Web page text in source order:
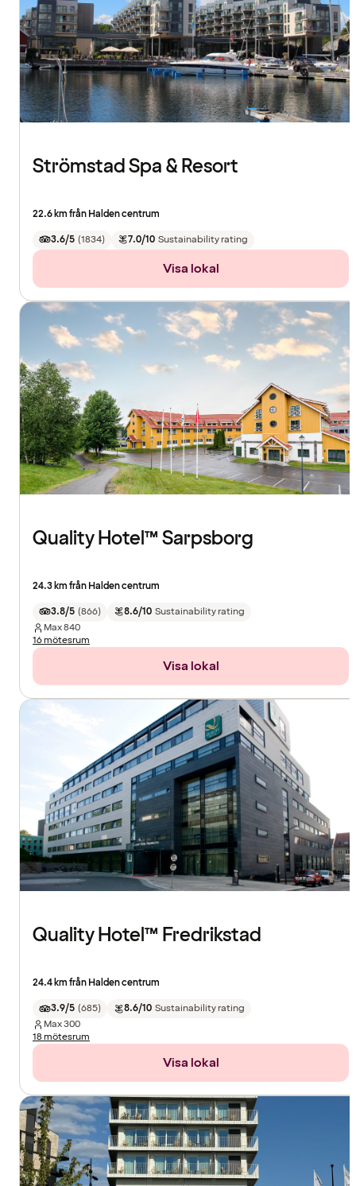
Strömstad Spa & Resort
22.6 km från Halden centrum
3.6/5 (1834) 7.0/10 Sustainability rating
Visa lokal
Quality Hotel™ Sarpsborg
24.3 km från Halden centrum
3.8/5 (866) 8.6/10 Sustainability rating
Max840
16 mötesrum
Visa lokal
Quality Hotel™ Fredrikstad
24.4 km från Halden centrum
3.9/5 (685) 8.6/10 Sustainability rating
Max300
18 mötesrum
Visa lokal